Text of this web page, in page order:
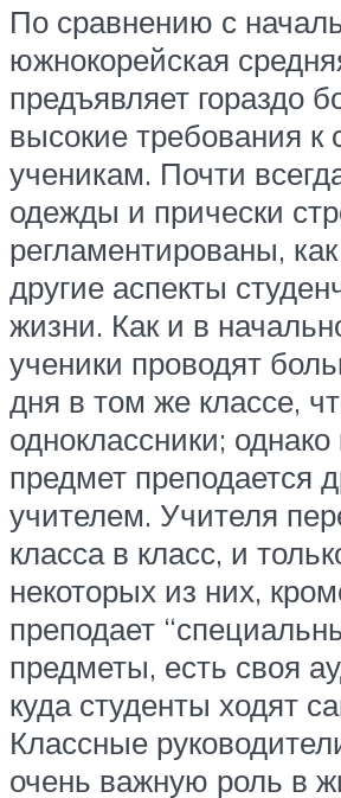
По сравнению с
южнокорейская
предъявляет гораздо
высокие требования к
ученикам. Почти
одежды и прически
регламентированы,
другие аспекты
жизни. Как и в
ученики проводят
дня в том же классе,
одноклассники;
предмет преподается
учителем. Учителя
класса в класс, и
некоторых из них,
преподает
предметы, есть своя
куда студенты ходят
Классные
очень важную роль в